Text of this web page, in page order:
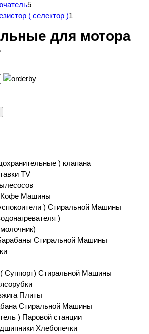
5
( селектор )1
для мотора
) клапана
TV
Кофе Машины
) Стиральной Машины
)
Стиральной Машины
Суппорт) Стиральной Машины
Плиты
Стиральной Машины
) Паровой станции
Хлебопечки